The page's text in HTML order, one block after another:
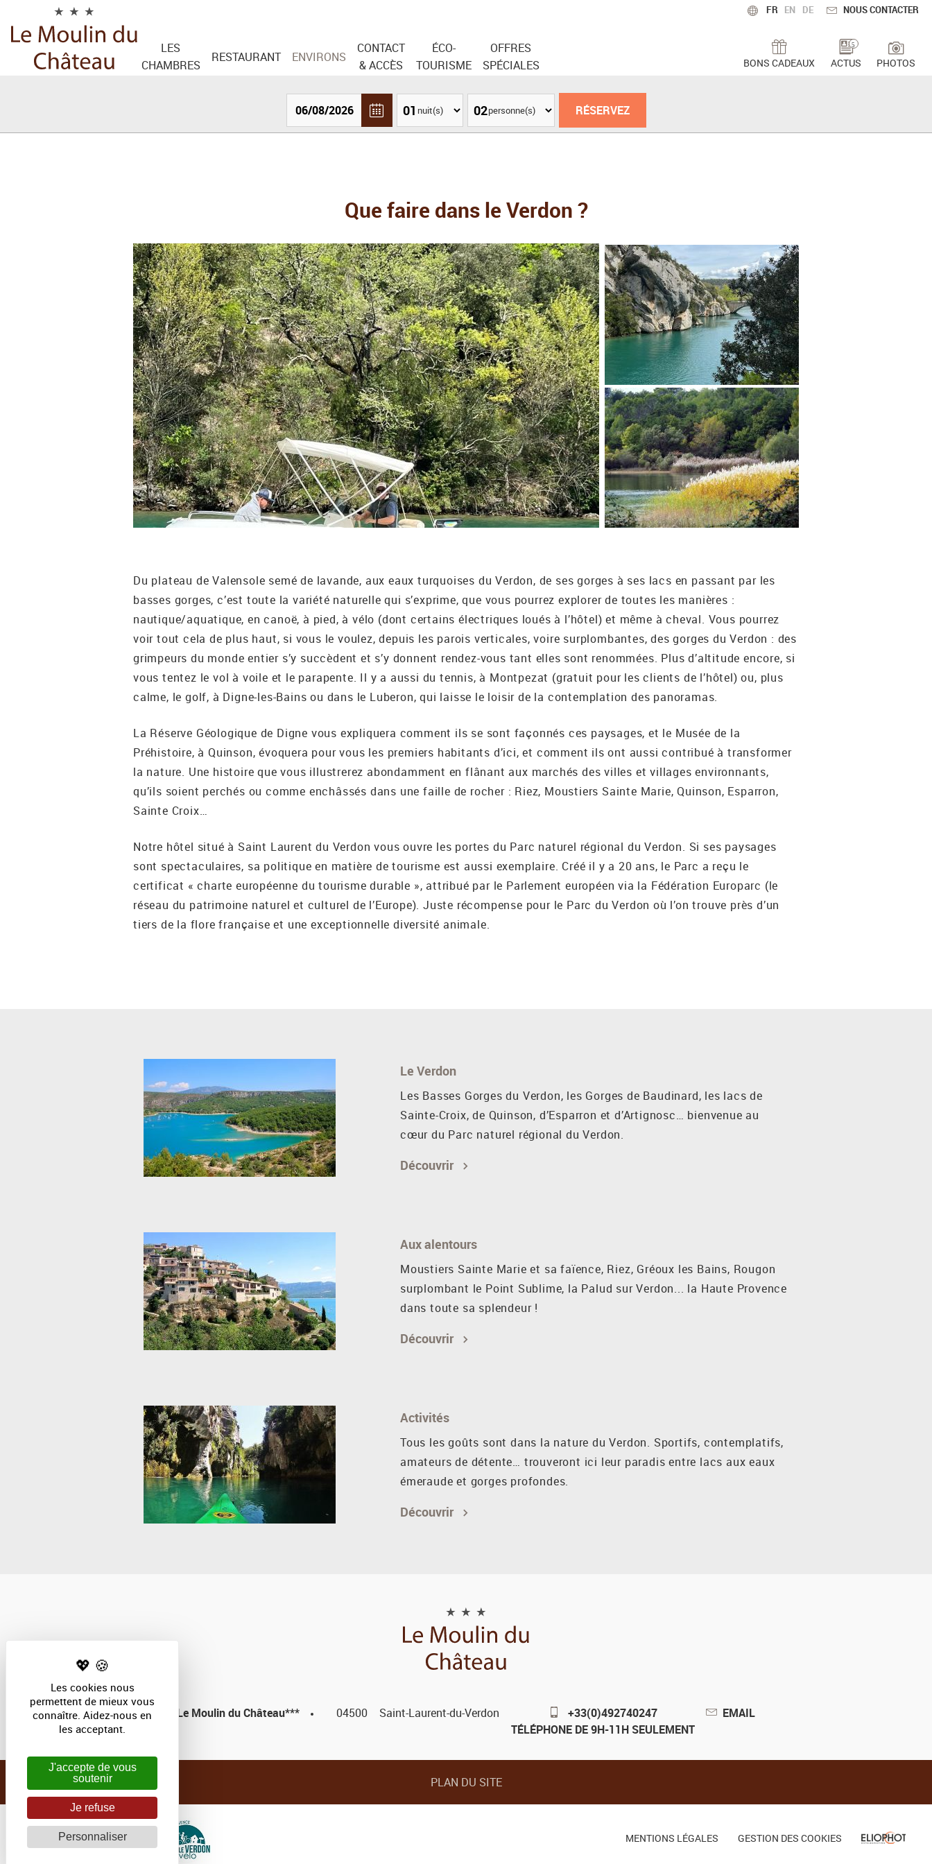
LES
CHAMBRES
RESTAURANT ENVIRONS
CONTACT
& ACCÈS
ÉCO-
TOURISME
OFFRES
SPÉCIALES
BONS CADEAUX
5
ACTUS PHOTOS
nuit(s) personne(s)
FR EN DE NOUS CONTACTER
Que faire dans le Verdon ?
Du plateau de Valensole semé de lavande, aux eaux turquoises du Verdon, de ses gorges à ses lacs en passant par les
basses gorges, c’est toute la variété naturelle qui s’exprime, que vous pourrez explorer de toutes les manières :
nautique/aquatique, en canoë, à pied, à vélo (dont certains électriques loués à l’hôtel) et même à cheval. Vous pourrez
voir tout cela de plus haut, si vous le voulez, depuis les parois verticales, voire surplombantes, des gorges du Verdon : des
grimpeurs du monde entier s’y succèdent et s’y donnent rendez-vous tant elles sont renommées. Plus d’altitude encore, si
vous tentez le vol à voile et le parapente. Il y a aussi du tennis, à Montpezat (gratuit pour les clients de l’hôtel) ou, plus
calme, le golf, à Digne-les-Bains ou dans le Luberon, qui laisse le loisir de la contemplation des panoramas.
La Réserve Géologique de Digne vous expliquera comment ils se sont façonnés ces paysages, et le Musée de la
Préhistoire, à Quinson, évoquera pour vous les premiers habitants d’ici, et comment ils ont aussi contribué à transformer
la nature. Une histoire que vous illustrerez abondamment en flânant aux marchés des villes et villages environnants,
qu’ils soient perchés ou comme enchâssés dans une faille de rocher : Riez, Moustiers Sainte Marie, Quinson, Esparron,
Sainte Croix…
Notre hôtel situé à Saint Laurent du Verdon vous ouvre les portes du Parc naturel régional du Verdon. Si ses paysages
sont spectaculaires, sa politique en matière de tourisme est aussi exemplaire. Créé il y a 20 ans, le Parc a reçu le
certificat « charte européenne du tourisme durable », attribué par le Parlement européen via la Fédération Europarc (le
réseau du patrimoine naturel et culturel de l’Europe). Juste récompense pour le Parc du Verdon où l’on trouve près d’un
tiers de la flore française et une exceptionnelle diversité animale.
Le Verdon
Les Basses Gorges du Verdon, les Gorges de Baudinard, les lacs de
Sainte-Croix, de Quinson, d’Esparron et d’Artignosc… bienvenue au
cœur du Parc naturel régional du Verdon.
Découvrir
Aux alentours
Moustiers Sainte Marie et sa faïence, Riez, Gréoux les Bains, Rougon
surplombant le Point Sublime, la Palud sur Verdon... la Haute Provence
dans toute sa splendeur !
Découvrir
Activités
Tous les goûts sont dans la nature du Verdon. Sportifs, contemplatifs,
amateurs de détente… trouveront ici leur paradis entre lacs aux eaux
émeraude et gorges profondes.
Découvrir
Le Moulin du Château*** 04500 Saint-Laurent-du-Verdon
+33(0)492740247
TÉLÉPHONE DE 9H-11H SEULEMENT
EMAIL
PLAN DU SITE
MENTIONS LÉGALES GESTION DES COOKIES
Panneau de gestion des cookies
Les cookies nous
permettent de mieux vous
connaître. Aidez-nous en
les acceptant.
J'accepte de vous
soutenir
Je refuse
Personnaliser